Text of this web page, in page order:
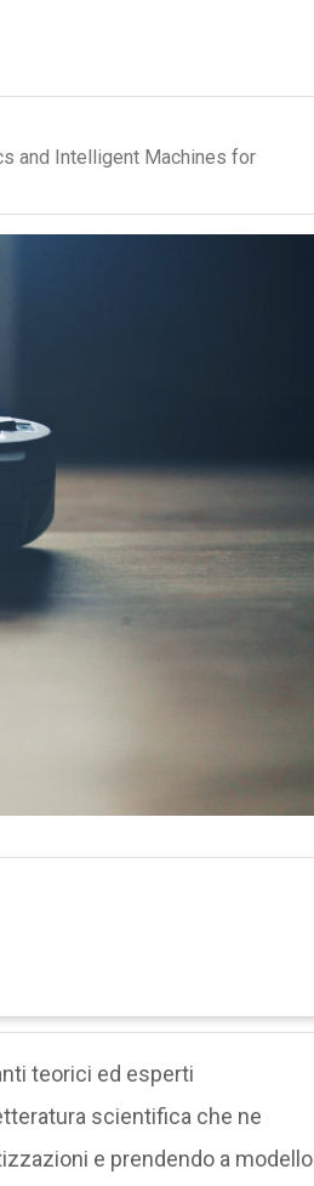
and Intelligent Machines for
teorici ed esperti
scientifica che ne
e prendendo a modello